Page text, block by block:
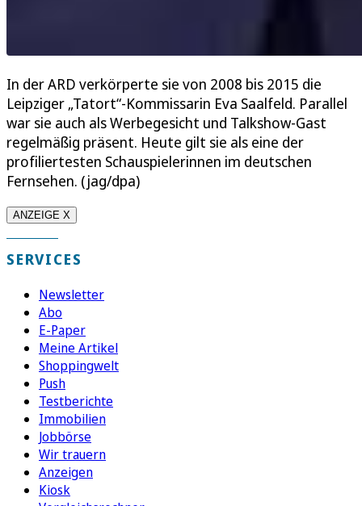
In der ARD verkörperte sie von 2008 bis 2015 die
Leipziger „Tatort“-Kommissarin Eva Saalfeld. Parallel
war sie auch als Werbegesicht und Talkshow-Gast
regelmäßig präsent. Heute gilt sie als eine der
profiliertesten Schauspielerinnen im deutschen
Fernsehen. (jag/dpa)
ANZEIGE X
SERVICES
Newsletter
Abo
E-Paper
Meine Artikel
Shoppingwelt
Push
Testberichte
Immobilien
Jobbörse
Wir trauern
Anzeigen
Kiosk